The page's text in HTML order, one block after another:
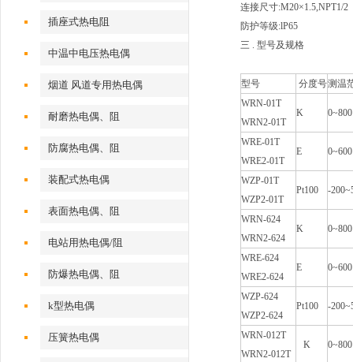
插座式热电阻
中温中电压热电偶
烟道 风道专用热电偶
耐磨热电偶、阻
防腐热电偶、阻
装配式热电偶
表面热电偶、阻
电站用热电偶/阻
防爆热电偶、阻
k型热电偶
压簧热电偶
连接尺寸:M20×1.5,NPT1/2
防护等级:lP65
三 . 型号及规格
型号 分度号测温
WRN-01T
WRN2-01T
K 0~800
WRE-01T
WRE2-01T
E 0~600
WZP-01T
WZP2-01T
Pt100 -
WRN-624
WRN2-624
K 0~800
WRE-624
WRE2-624
E 0~600
WZP-624
WZP2-624
Pt100 -
WRN-012T
WRN2-012T
K 0~800